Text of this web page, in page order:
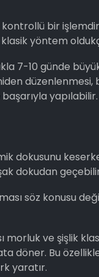
bir
yöntem
7-10 günde
yapılabilir.
dokusunu
dokudan
söz konusu
ve şişlik
döner. Bu
yaratır.